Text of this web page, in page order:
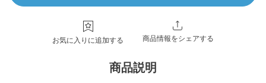
お気に入りに追加する 商品情報をシェアする
商品説明